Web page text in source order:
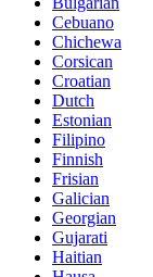
Cebuano
Chichewa
Corsican
Croatian
Dutch
Estonian
Filipino
Finnish
Frisian
Galician
Georgian
Gujarati
Haitian